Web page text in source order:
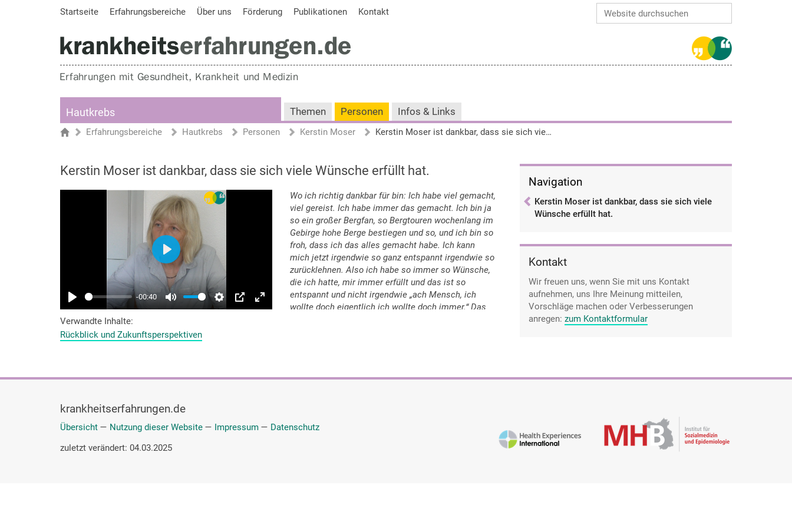
Erweiterte Suche…
Startseite Erfahrungsbereiche Über uns Förderung Publikationen Kontakt
Hautkrebs Themen Personen Infos & Links
Sie sind hier
StartseiteErfahrungsbereiche Hautkrebs Personen Kerstin Moser Kerstin Moser ist dankbar, dass sie sich viele Wünsche erfüllt hat.
Kerstin Moser ist dankbar, dass sie sich viele Wünsche erfüllt hat.
Wo ich richtig dankbar für bin: Ich habe viel gemacht,
viel gereist. Ich habe immer das gemacht. Ich bin ja
so ein großer Bergfan, so Bergtouren wochenlang im
Gebirge hohe Berge bestiegen und so, und ich bin so
froh, dass ich das alles gemacht habe. Ich kann
mich jetzt irgendwie so ganz entspannt irgendwie so
zurücklehnen. Also ich habe so immer so Wünsche,
die ich hatte, mir immer erfüllt und das ist so
entspannt und nicht irgendwie „ach Mensch, ich
wollte doch eigentlich ich wollte doch immer.“ Das
Verwandte Inhalte
Rückblick und Zukunftsperspektiven
Navigation
Kerstin Moser ist dankbar, dass sie sich viele
Wünsche erfüllt hat.
Kontakt
Wir freuen uns, wenn Sie mit uns Kontakt
aufnehmen, uns Ihre Meinung mitteilen,
Vorschläge machen oder Verbesserungen
anregen: zum Kontaktformular
krankheitserfahrungen.de
Übersicht — Nutzung dieser Website — Impressum — Datenschutz
zuletzt verändert: 04.03.2025